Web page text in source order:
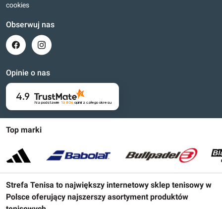
Top marki
Strefa Tenisa to największy internetowy sklep tenisowy w
Polsce oferujący najszerszy asortyment produktów
cookies
Obserwuj nas
Opinie o nas
4.9
Na podstawie 16 804opinii z całego okresu